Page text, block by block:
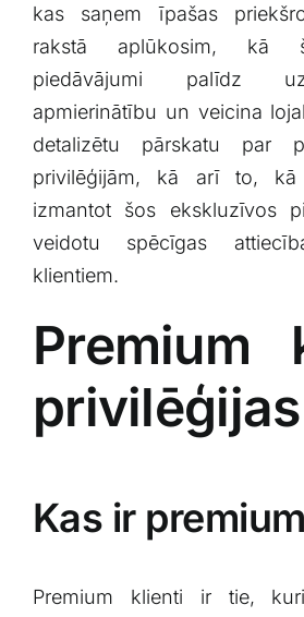
kas saņem⁢ īpašas
rakstā aplūkosim,⁣ kā
piedāvājumi palīdz
apmierinātību ‌un veicina⁤
detalizētu pārskatu par
privilēģijām, kā ⁢arī to, kā
‍izmantot‌ šos​ ekskluzīvos
veidotu spēcīgas
klientiem.
Premium‌
privilēģijas
Kas ir
Premium klienti ⁢ir tie,